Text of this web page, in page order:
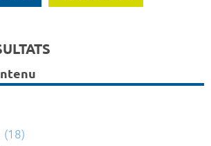
(18)